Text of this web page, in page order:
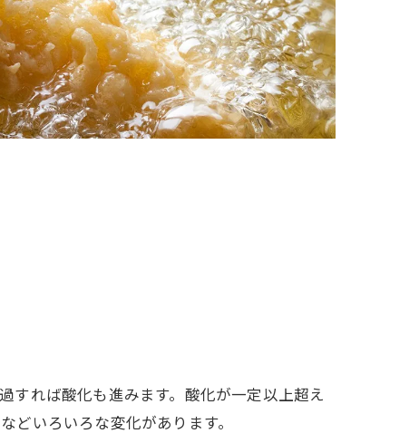
すれば酸化も進みます。酸化が一定以上超え
いろいろな変化があります。